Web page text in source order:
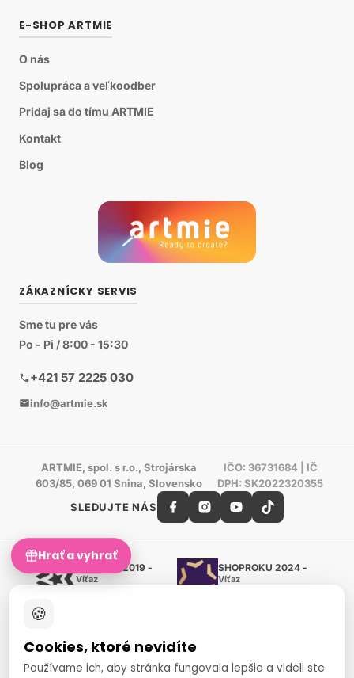
E-SHOP ARTMIE
O nás
Spolupráca a veľkoodber
Pridaj sa do tímu ARTMIE
Kontakt
Blog
ZÁKAZNÍCKY SERVIS
Sme tu pre vás
Po - Pi / 8:00 - 15:30
+421 57 2225 030
info@artmie.sk
ARTMIE, spol. s r.o., Strojárska
603/85, 069 01 Snina, Slovensko
IČO: 36731684 | IČ
DPH: SK2022320355
SLEDUJTE NÁS
Shoproku 2019 -
Víťaz
SHOPROKU 2024 -
Víťaz
European Art Awards
Organizátor medzinárodnej
súťaže
🍪
Cookies, ktoré nevidíte
Používame ich, aby stránka fungovala lepšie a videli ste
Hrať a vyhrať